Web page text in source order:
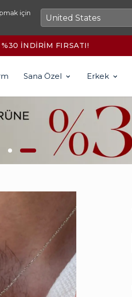
için
KARGO ÜCRETSİZ!
Sana Özel Erkek